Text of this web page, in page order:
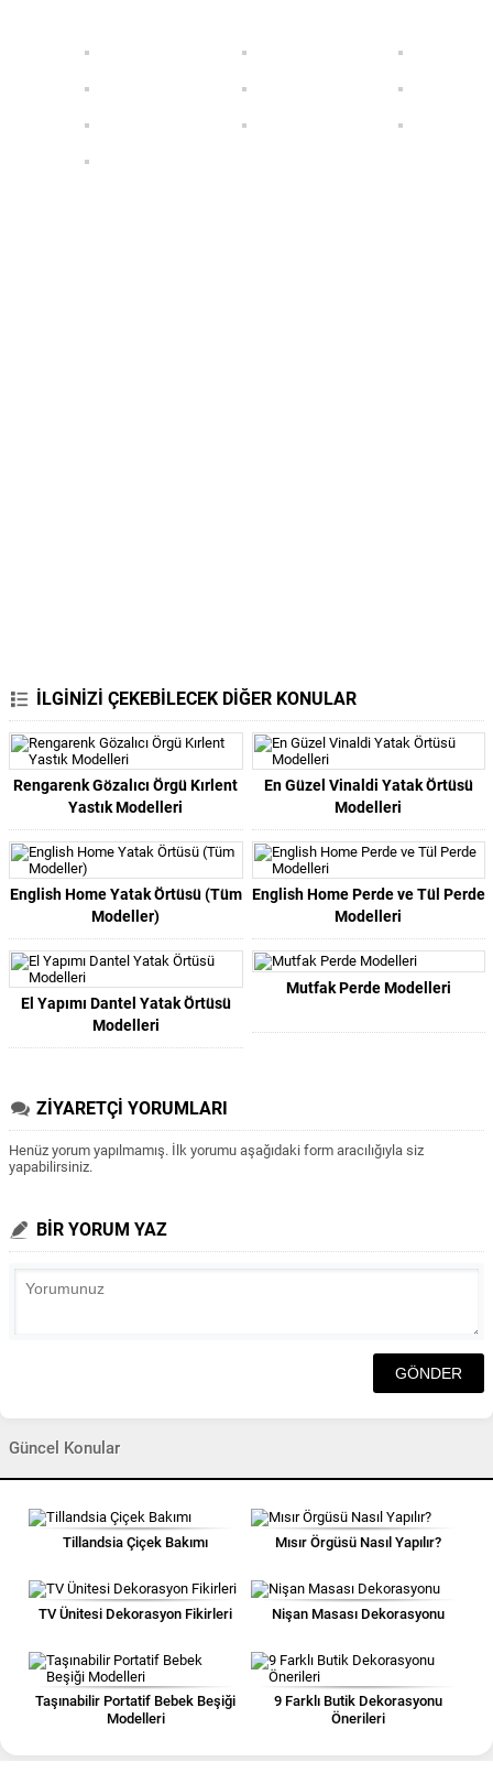
İLGİNİZİ ÇEKEBİLECEK DİĞER KONULAR
Rengarenk Gözalıcı Örgü Kırlent
Yastık Modelleri
En Güzel Vinaldi Yatak Örtüsü
Modelleri
English Home Yatak Örtüsü (Tüm
Modeller)
English Home Perde ve Tül Perde
Modelleri
El Yapımı Dantel Yatak Örtüsü
Modelleri
Mutfak Perde Modelleri
ZİYARETÇİ YORUMLARI
Henüz yorum yapılmamış. İlk yorumu aşağıdaki form aracılığıyla siz
yapabilirsiniz.
BİR YORUM YAZ
Güncel Konular
Tillandsia Çiçek Bakımı Mısır Örgüsü Nasıl Yapılır?
TV Ünitesi Dekorasyon Fikirleri Nişan Masası Dekorasyonu
Taşınabilir Portatif Bebek Beşiği
Modelleri
9 Farklı Butik Dekorasyonu
Önerileri